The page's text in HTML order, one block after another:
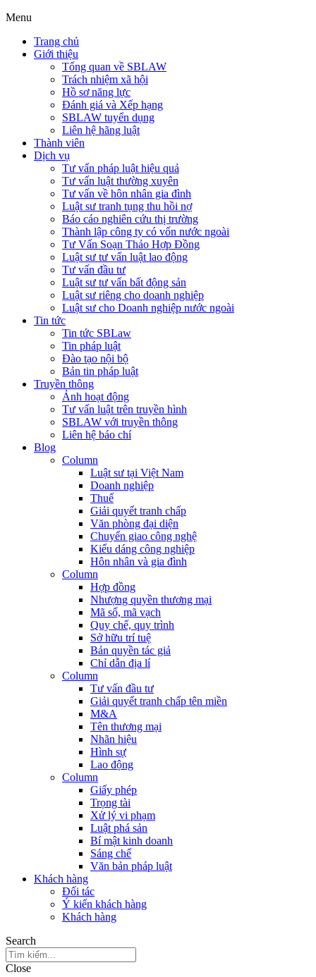
Menu
Trang chủ
Giới thiệu
Tổng quan về SBLAW
Trách nhiệm xã hội
Hồ sơ năng lực
Đánh giá và Xếp hạng
SBLAW tuyển dụng
Liên hệ hãng luật
Thành viên
Dịch vụ
Tư vấn pháp luật hiệu quả
Tư vấn luật thường xuyên
Tư vấn về hôn nhân gia đình
Luật sư tranh tụng thu hồi nợ
Báo cáo nghiên cứu thị trường
Thành lập công ty có vốn nước ngoài
Tư Vấn Soạn Thảo Hợp Đồng
Luật sư tư vấn luật lao động
Tư vấn đầu tư
Luật sư tư vấn bất động sản
Luật sư riêng cho doanh nghiệp
Luật sư cho Doanh nghiệp nước ngoài
Tin tức
Tin tức SBLaw
Tin pháp luật
Đào tạo nội bộ
Bản tin pháp luật
Truyền thông
Ảnh hoạt động
Tư vấn luật trên truyền hình
SBLAW với truyền thông
Liên hệ báo chí
Blog
Column
Luật sư tại Việt Nam
Doanh nghiệp
Thuế
Giải quyết tranh chấp
Văn phòng đại diện
Chuyển giao công nghệ
Kiểu dáng công nghiệp
Hôn nhân và gia đình
Column
Hợp đồng
Nhượng quyền thương mại
Mã số, mã vạch
Quy chế, quy trình
Sở hữu trí tuệ
Bản quyền tác giả
Chỉ dẫn địa lí
Column
Tư vấn đầu tư
Giải quyết tranh chấp tên miền
M&A
Tên thương mại
Nhãn hiệu
Hình sự
Lao động
Column
Giấy phép
Trọng tài
Xử lý vi phạm
Luật phá sản
Bí mật kinh doanh
Sáng chế
Văn bản pháp luật
Khách hàng
Đối tác
Ý kiến khách hàng
Khách hàng
Search
Close